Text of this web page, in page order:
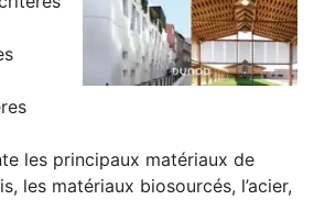
les principaux matériaux de
les matériaux biosourcés, l’acier,